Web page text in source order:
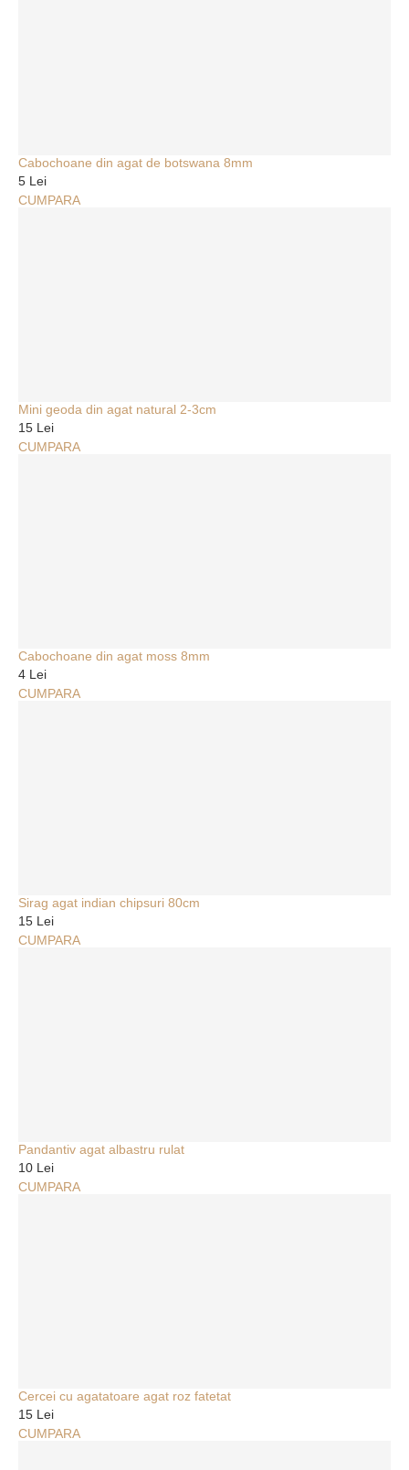
Cabochoane din agat de botswana 8mm
5 Lei
CUMPARA
Mini geoda din agat natural 2-3cm
15 Lei
CUMPARA
Cabochoane din agat moss 8mm
4 Lei
CUMPARA
Sirag agat indian chipsuri 80cm
15 Lei
CUMPARA
Pandantiv agat albastru rulat
10 Lei
CUMPARA
Cercei cu agatatoare agat roz fatetat
15 Lei
CUMPARA